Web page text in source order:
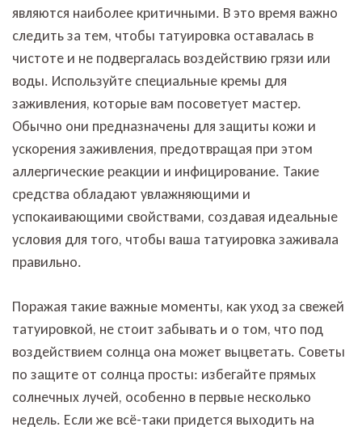
являются наиболее критичными. В это время важно
следить за тем, чтобы татуировка оставалась в
чистоте и не подвергалась воздействию грязи или
воды. Используйте специальные кремы для
заживления, которые вам посоветует мастер.
Обычно они предназначены для защиты кожи и
ускорения заживления, предотвращая при этом
аллергические реакции и инфицирование. Такие
средства обладают увлажняющими и
успокаивающими свойствами, создавая идеальные
условия для того, чтобы ваша татуировка заживала
правильно.
Поражая такие важные моменты, как уход за свежей
татуировкой, не стоит забывать и о том, что под
воздействием солнца она может выцветать. Советы
по защите от солнца просты: избегайте прямых
солнечных лучей, особенно в первые несколько
недель. Если же всё-таки придется выходить на